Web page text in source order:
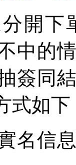
開下
中的
簽同
式如下
信息